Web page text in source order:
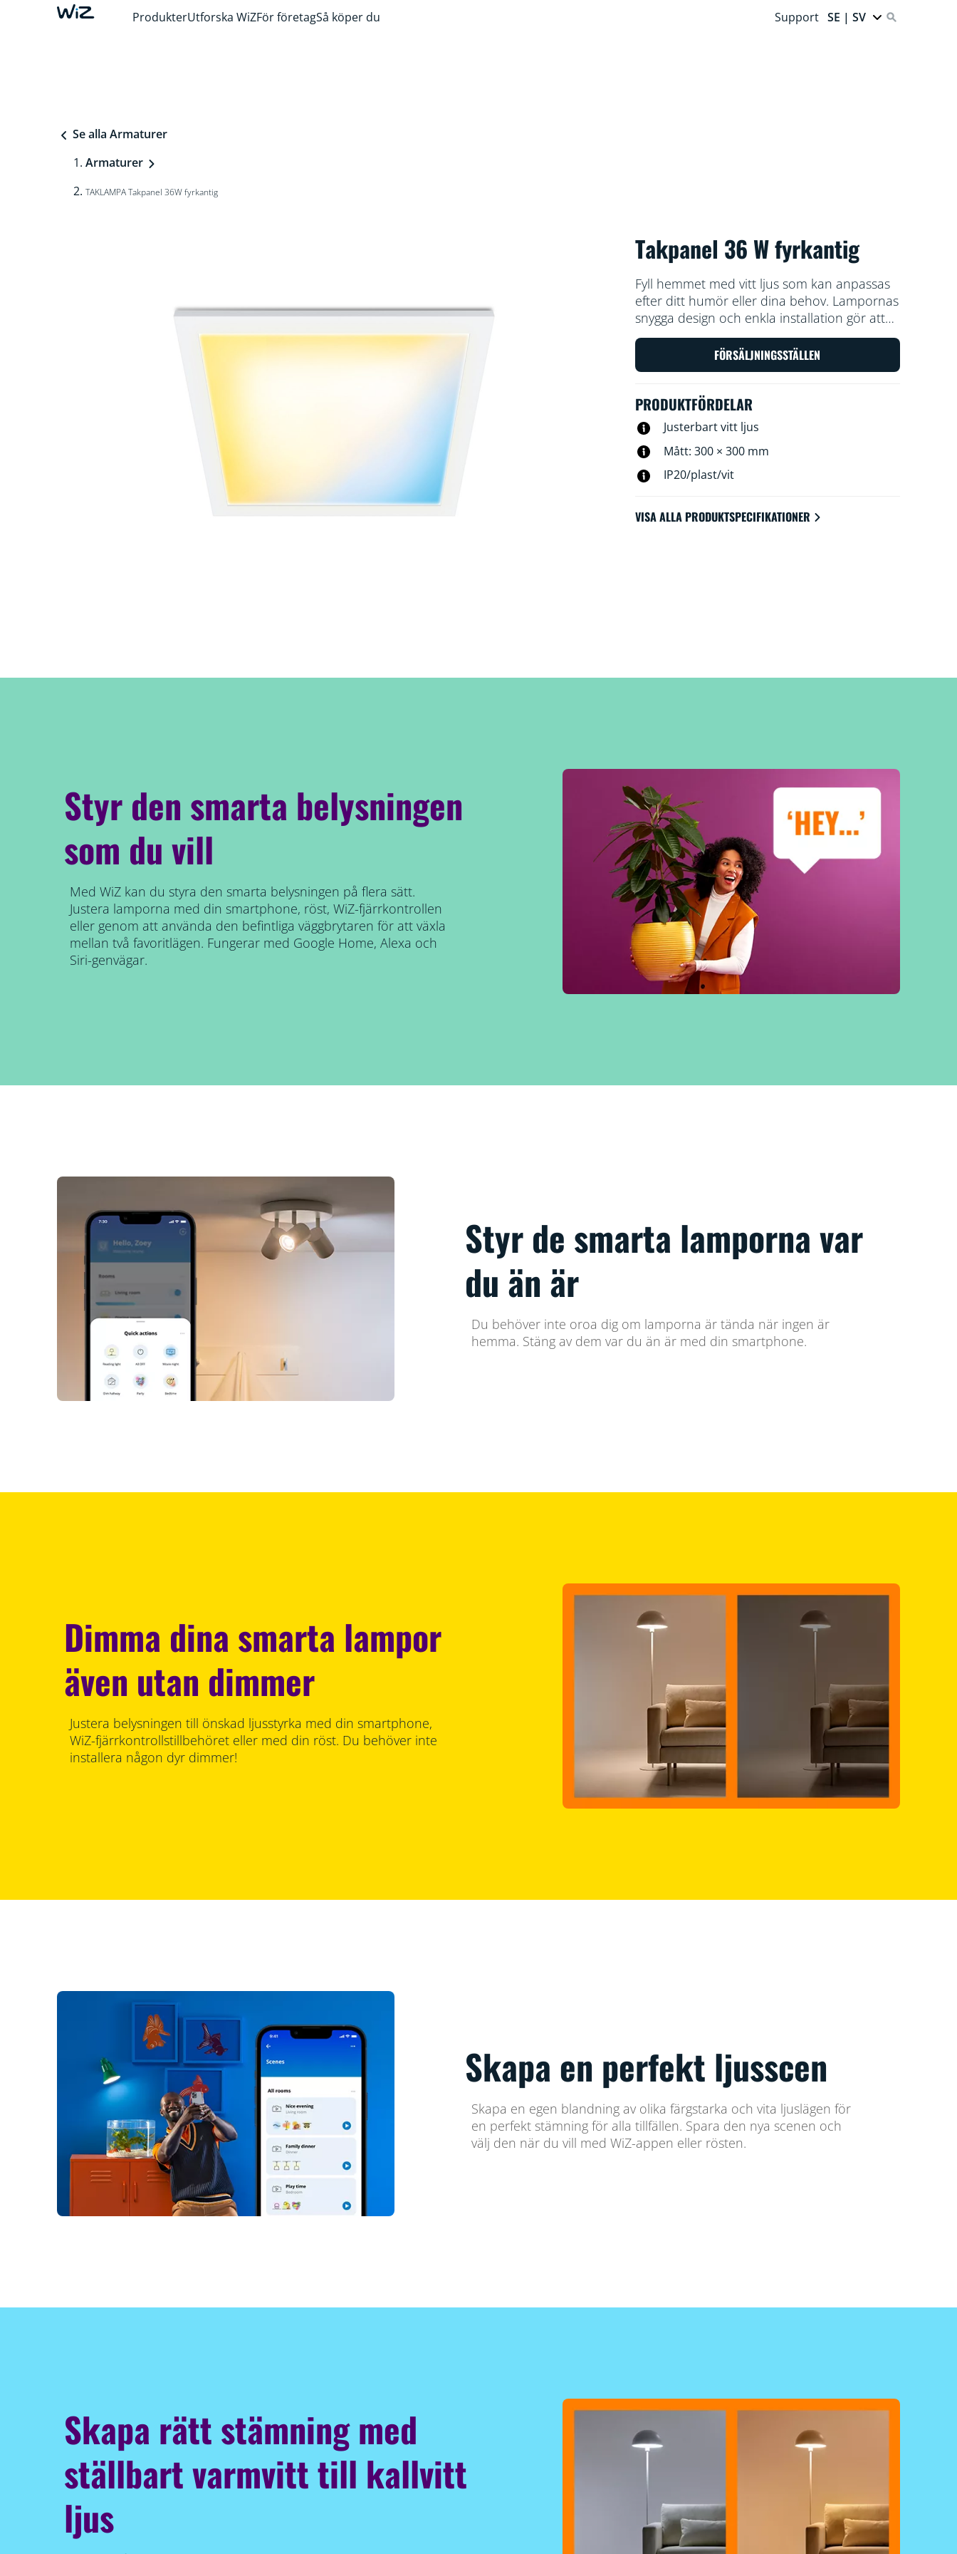
ProdukterUtforska WiZFör företagSå köper du Support SE | SV
Se alla Armaturer
Armaturer
TAKLAMPA Takpanel 36W fyrkantig
Takpanel 36 W fyrkantig
Fyll hemmet med vitt ljus som kan anpassas
efter ditt humör eller dina behov. Lampornas
snygga design och enkla installation gör att
de smidigt och sömlöst passar in i hemmet.
FÖRSÄLJNINGSSTÄLLEN
PRODUKTFÖRDELAR
Justerbart vitt ljus
Mått: 300 × 300 mm
IP20/plast/vit
VISA ALLA PRODUKTSPECIFIKATIONER
Styr den smarta belysningen
som du vill
Med WiZ kan du styra den smarta belysningen på flera sätt.
Justera lamporna med din smartphone, röst, WiZ-fjärrkontrollen
eller genom att använda den befintliga väggbrytaren för att växla
mellan två favoritlägen. Fungerar med Google Home, Alexa och
Siri-genvägar.
Styr de smarta lamporna var
du än är
Du behöver inte oroa dig om lamporna är tända när ingen är
hemma. Stäng av dem var du än är med din smartphone.
Dimma dina smarta lampor
även utan dimmer
Justera belysningen till önskad ljusstyrka med din smartphone,
WiZ-fjärrkontrollstillbehöret eller med din röst. Du behöver inte
installera någon dyr dimmer!
Skapa en perfekt ljusscen
Skapa en egen blandning av olika färgstarka och vita ljuslägen för
en perfekt stämning för alla tillfällen. Spara den nya scenen och
välj den när du vill med WiZ-appen eller rösten.
Skapa rätt stämning med
ställbart varmvitt till kallvitt
ljus